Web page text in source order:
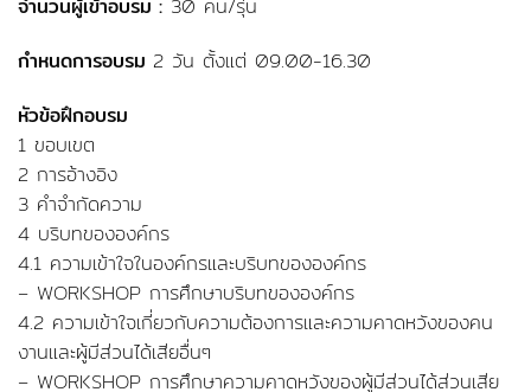
จำนวนผู้เข้าอบรม : 30 คน/รุ่น
กำหนดการอบรม 2 วัน ตั้งแต่ 09.00-16.30
หัวข้อฝึกอบรม
1 ขอบเขต
2 การอ้างอิง
3 คำจำกัดความ
4 บริบทขององค์กร
4.1 ความเข้าใจในองค์กรและบริบทขององค์กร
– WORKSHOP การศึกษาบริบทขององค์กร
4.2 ความเข้าใจเกี่ยวกับความต้องการและความคาดหวังของคน
งานและผู้มีส่วนได้เสียอื่นๆ
– WORKSHOP การศึกษาความคาดหวังของผู้มีส่วนได้ส่วนเสีย